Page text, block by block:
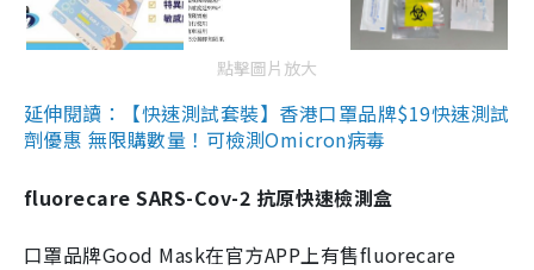
點擊圖片放大
延伸閱讀：【快速測試套裝】香港口罩品牌$19快速測試
劑優惠 無限購數量！可檢測Omicron病毒
fluorecare SARS-Cov-2 抗原快速檢測盒
口罩品牌Good Mask在官方APP上有售fluorecare